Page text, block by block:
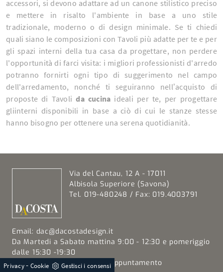
accessori, si devono adattare ad un canone stilistico preciso
e mettere in risalto l'ambiente in base a uno stile
tradizionale, moderno o di design minimale. Se ti chiedi
quali siano le composizioni con Tavoli più adatte per te e per
gli spazi interni della tua casa da progettare, non perdere
l'opportunità di farci visita: i migliori professionisti d'arredo
potranno fornirti ogni tipo di suggerimento nel campo
dell'arredamento, nonché ti seguiranno nell’acquisto di
proposte di Tavolida cucina ideali per te, per progettare
gliinterni disponibili in base a ciò di cui le stanze stesse
hanno bisogno per ottenere una serena quotidianità.
Via del Cantau, 12 A - 17011
Albisola Superiore (Savona)
Tel. 019-480248 / Fax: 019.4003791
Email: dac@dacostadesign.it
Da Martedi a Sabato mattina 9:00 - 12:30 e pomeriggio
dalle 15:30 -19:30
Domenica e Lunedi solo su appuntamento
Privacy- Cookie Gestisci i consensi